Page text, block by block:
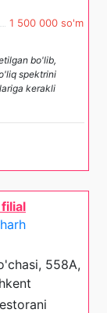
1 500 000 so'm
bo'lib,
spektrini
kerakli
558A,